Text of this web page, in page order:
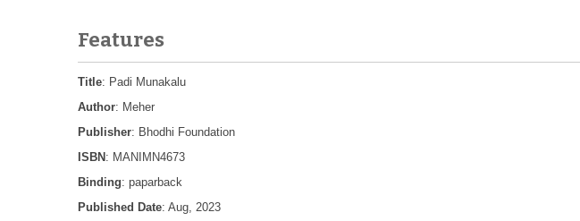
Features
Title: Padi Munakalu
Author: Meher
Publisher: Bhodhi Foundation
ISBN : MANIMN4673
Binding: paparback
Published Date: Aug, 2023